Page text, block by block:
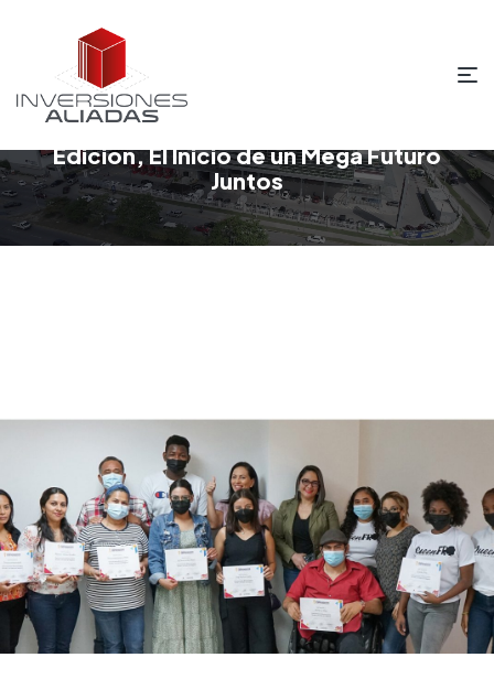
Concurso El Emprendedor 2022 I
Edición, El Inicio de un Mega Futuro
Juntos